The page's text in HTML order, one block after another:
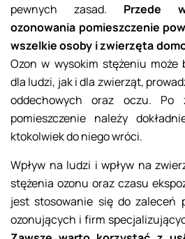
pewnych zasad. Przede
ozonowania pomieszczenie
wszelkie osoby i zwierzęta
Ozon w wysokim stężeniu może
dla ludzi, jak i dla zwierząt,
oddechowych oraz oczu. Po
pomieszczenie należy
ktokolwiek do niego wróci.
Wpływ na ludzi i wpływ na
stężenia ozonu oraz czasu
jest stosowanie się do zaleceń
ozonujących i firm